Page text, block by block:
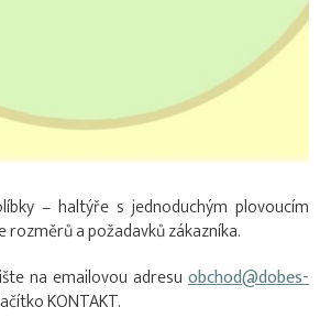
– haltýře s jednoduchým plovoucím
a požadavků zákazníka.
na emailovou adresu obchod@dobes-
KONTAKT.